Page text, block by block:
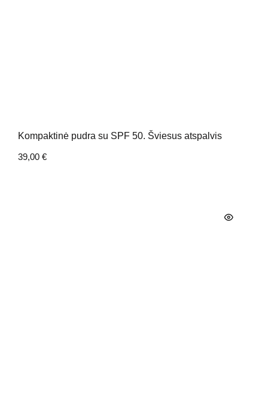
Kompaktinė pudra su SPF 50. Šviesus atspalvis
39,00 €